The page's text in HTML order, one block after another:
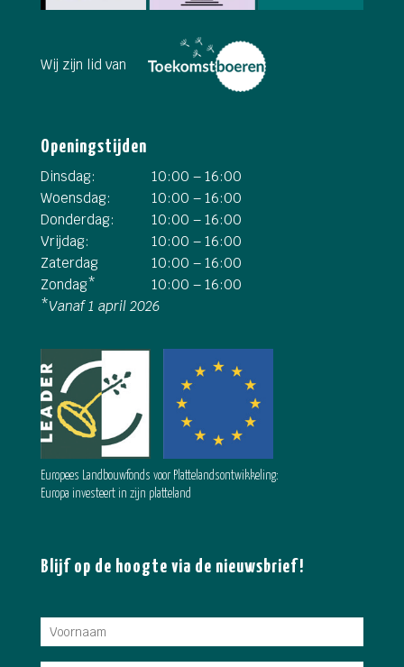
Wij zijn lid van
Openingstijden
Dinsdag:
10:00 – 16:00
Woensdag:
10:00 – 16:00
Donderdag:
10:00 – 16:00
Vrijdag:
10:00 – 16:00
Zaterdag
10:00 – 16:00
Zondag*
10:00 – 16:00
*Vanaf 1 april 2026
Europees Landbouwfonds voor Plattelandsontwikkeling:
Europa investeert in zijn platteland
Blijf op de hoogte via de nieuwsbrief!